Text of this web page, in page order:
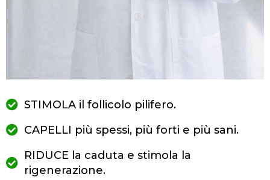
STIMOLA il follicolo pilifero.
CAPELLI più spessi, più forti e più sani.
RIDUCE la caduta e stimola la
rigenerazione.